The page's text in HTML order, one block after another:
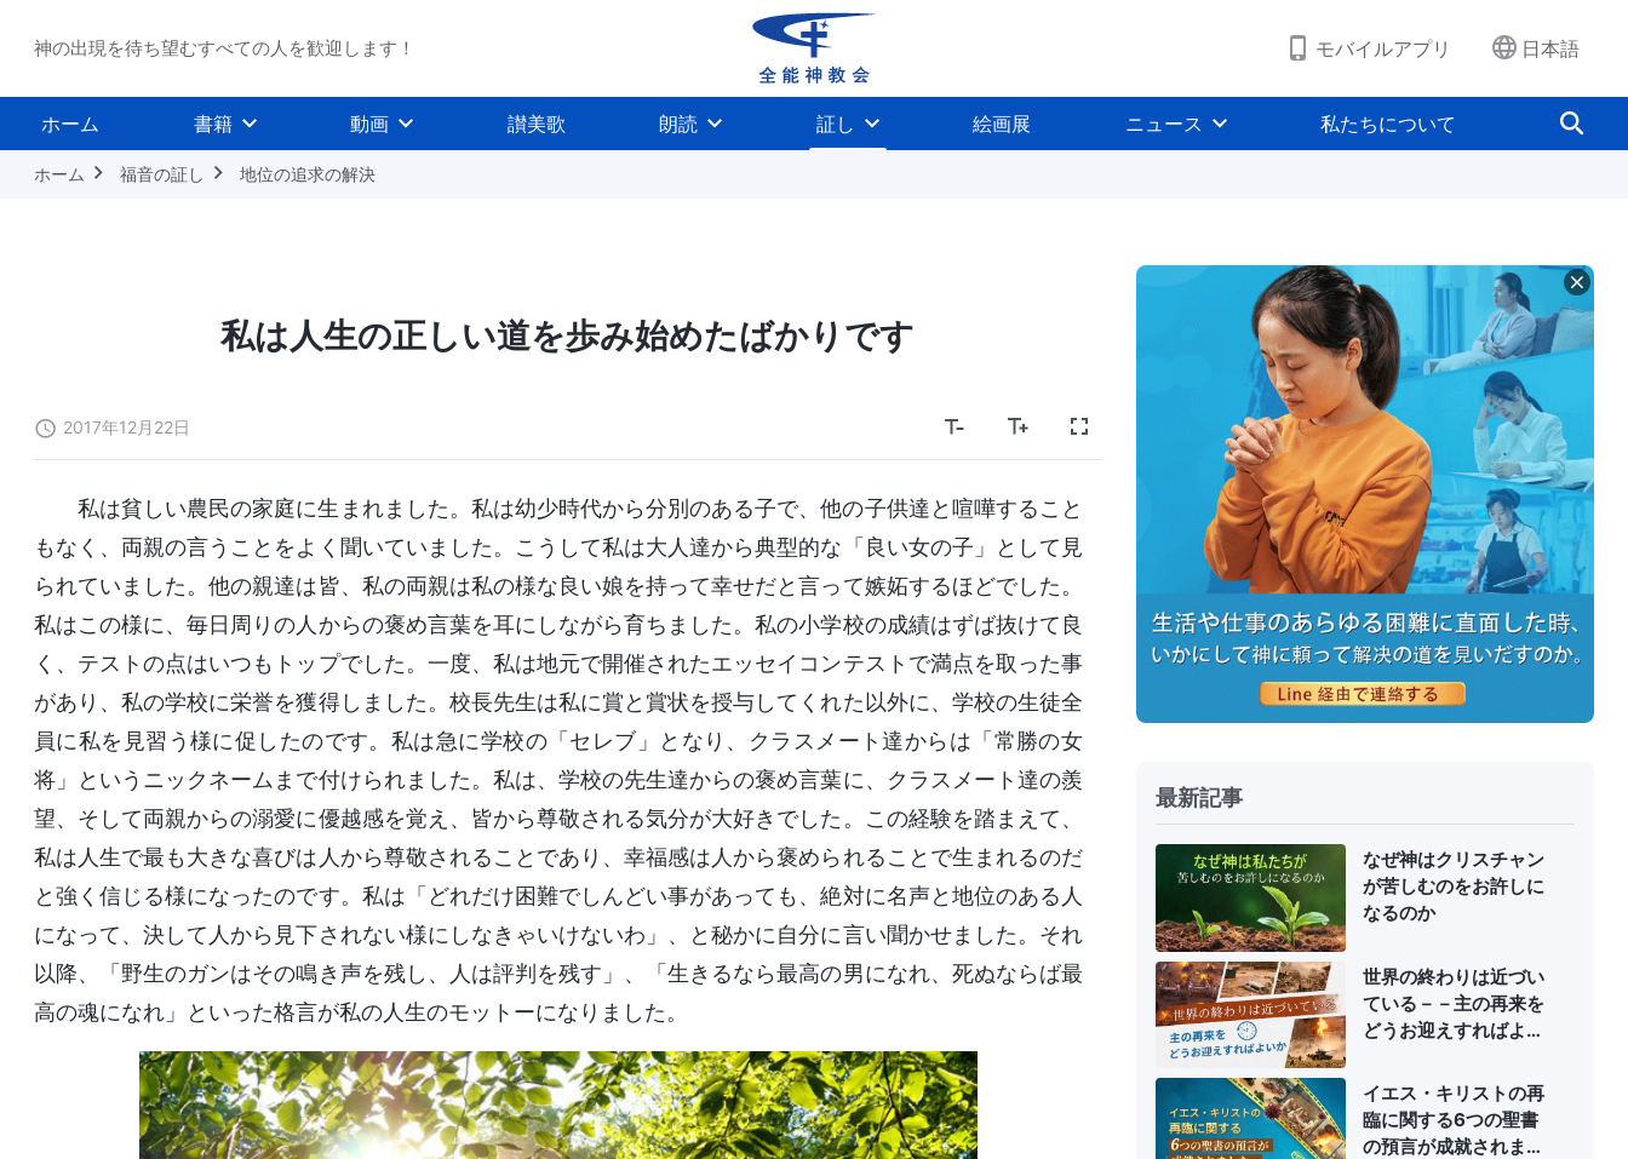
神の出現を待ち望むすべての人を歓迎します！ モバイルアプリ 日本語
ホーム 書籍 動画 讃美歌 朗読 証し 絵画展 ニュース 私たちについて
ホーム 福音の証し 地位の追求の解決
私は人生の正しい道を歩み始めたばかりです
2017年12月22日
私は貧しい農民の家庭に生まれました。私は幼少時代から分別のある子で、他の子供達と喧嘩すること
もなく、両親の言うことをよく聞いていました。こうして私は大人達から典型的な「良い女の子」として見
られていました。他の親達は皆、私の両親は私の様な良い娘を持って幸せだと言って嫉妬するほどでした。
私はこの様に、毎日周りの人からの褒め言葉を耳にしながら育ちました。私の小学校の成績はずば抜けて良
く、テストの点はいつもトップでした。一度、私は地元で開催されたエッセイコンテストで満点を取った事
があり、私の学校に栄誉を獲得しました。校長先生は私に賞と賞状を授与してくれた以外に、学校の生徒全
員に私を見習う様に促したのです。私は急に学校の「セレブ」となり、クラスメート達からは「常勝の女
将」というニックネームまで付けられました。私は、学校の先生達からの褒め言葉に、クラスメート達の羨
望、そして両親からの溺愛に優越感を覚え、皆から尊敬される気分が大好きでした。この経験を踏まえて、
私は人生で最も大きな喜びは人から尊敬されることであり、幸福感は人から褒められることで生まれるのだ
と強く信じる様になったのです。私は「どれだけ困難でしんどい事があっても、絶対に名声と地位のある人
になって、決して人から見下されない様にしなきゃいけないわ」、と秘かに自分に言い聞かせました。それ
以降、「野生のガンはその鳴き声を残し、人は評判を残す」、「生きるなら最高の男になれ、死ぬならば最
高の魂になれ」といった格言が私の人生のモットーになりました。
最新記事
なぜ神はクリスチャン
が苦しむのをお許しに
なるのか
世界の終わりは近づい
ている－－主の再来を
どうお迎えすればよい
イエス・キリストの再
臨に関する6つの聖書
の預言が成就されまし